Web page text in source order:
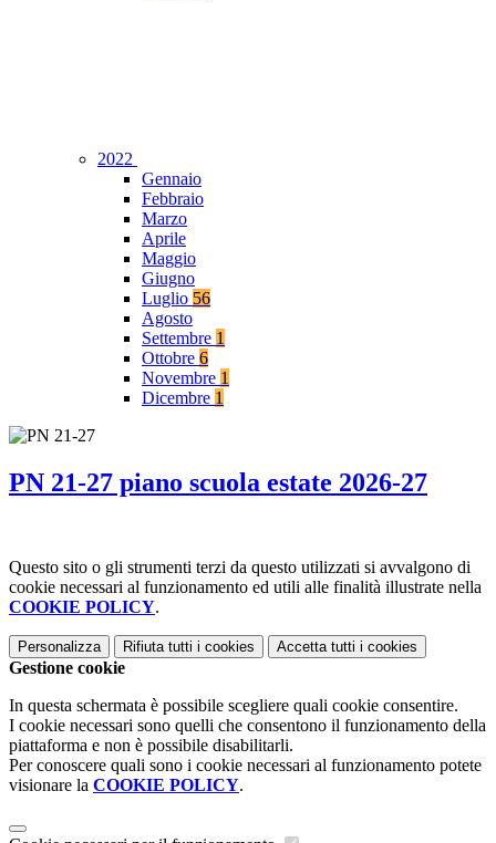
2022
Gennaio
Febbraio
Marzo
Aprile
Maggio
Giugno
Luglio 56
Agosto
Settembre 1
Ottobre 6
Novembre 1
Dicembre 1
PN 21-27 piano scuola estate 2026-27
Questo sito o gli strumenti terzi da questo utilizzati si avvalgono di
cookie necessari al funzionamento ed utili alle finalità illustrate nella
COOKIE POLICY.
Personalizza Rifiuta tutti i cookies Accetta tutti i cookies
Gestione cookie
In questa schermata è possibile scegliere quali cookie consentire.
I cookie necessari sono quelli che consentono il funzionamento della
piattaforma e non è possibile disabilitarli.
Per conoscere quali sono i cookie necessari al funzionamento potete
visionare la COOKIE POLICY.